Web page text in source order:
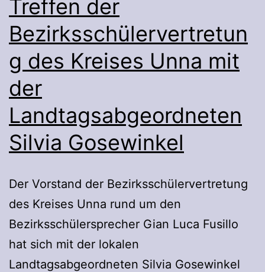
Treffen der
Bezirksschülervertretun
g des Kreises Unna mit
der
Landtagsabgeordneten
Silvia Gosewinkel
Der Vorstand der Bezirksschülervertretung
des Kreises Unna rund um den
Bezirksschülersprecher Gian Luca Fusillo
hat sich mit der lokalen
Landtagsabgeordneten Silvia Gosewinkel